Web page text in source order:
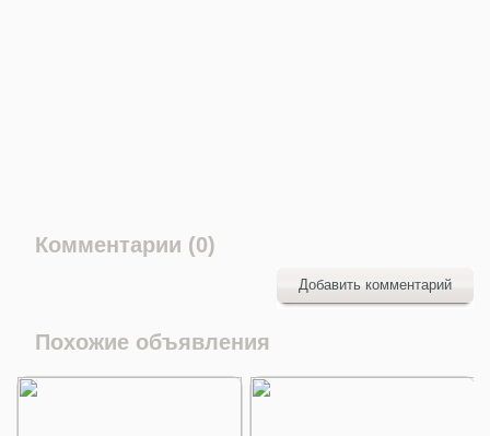
Комментарии (0)
Добавить комментарий
Похожие объявления